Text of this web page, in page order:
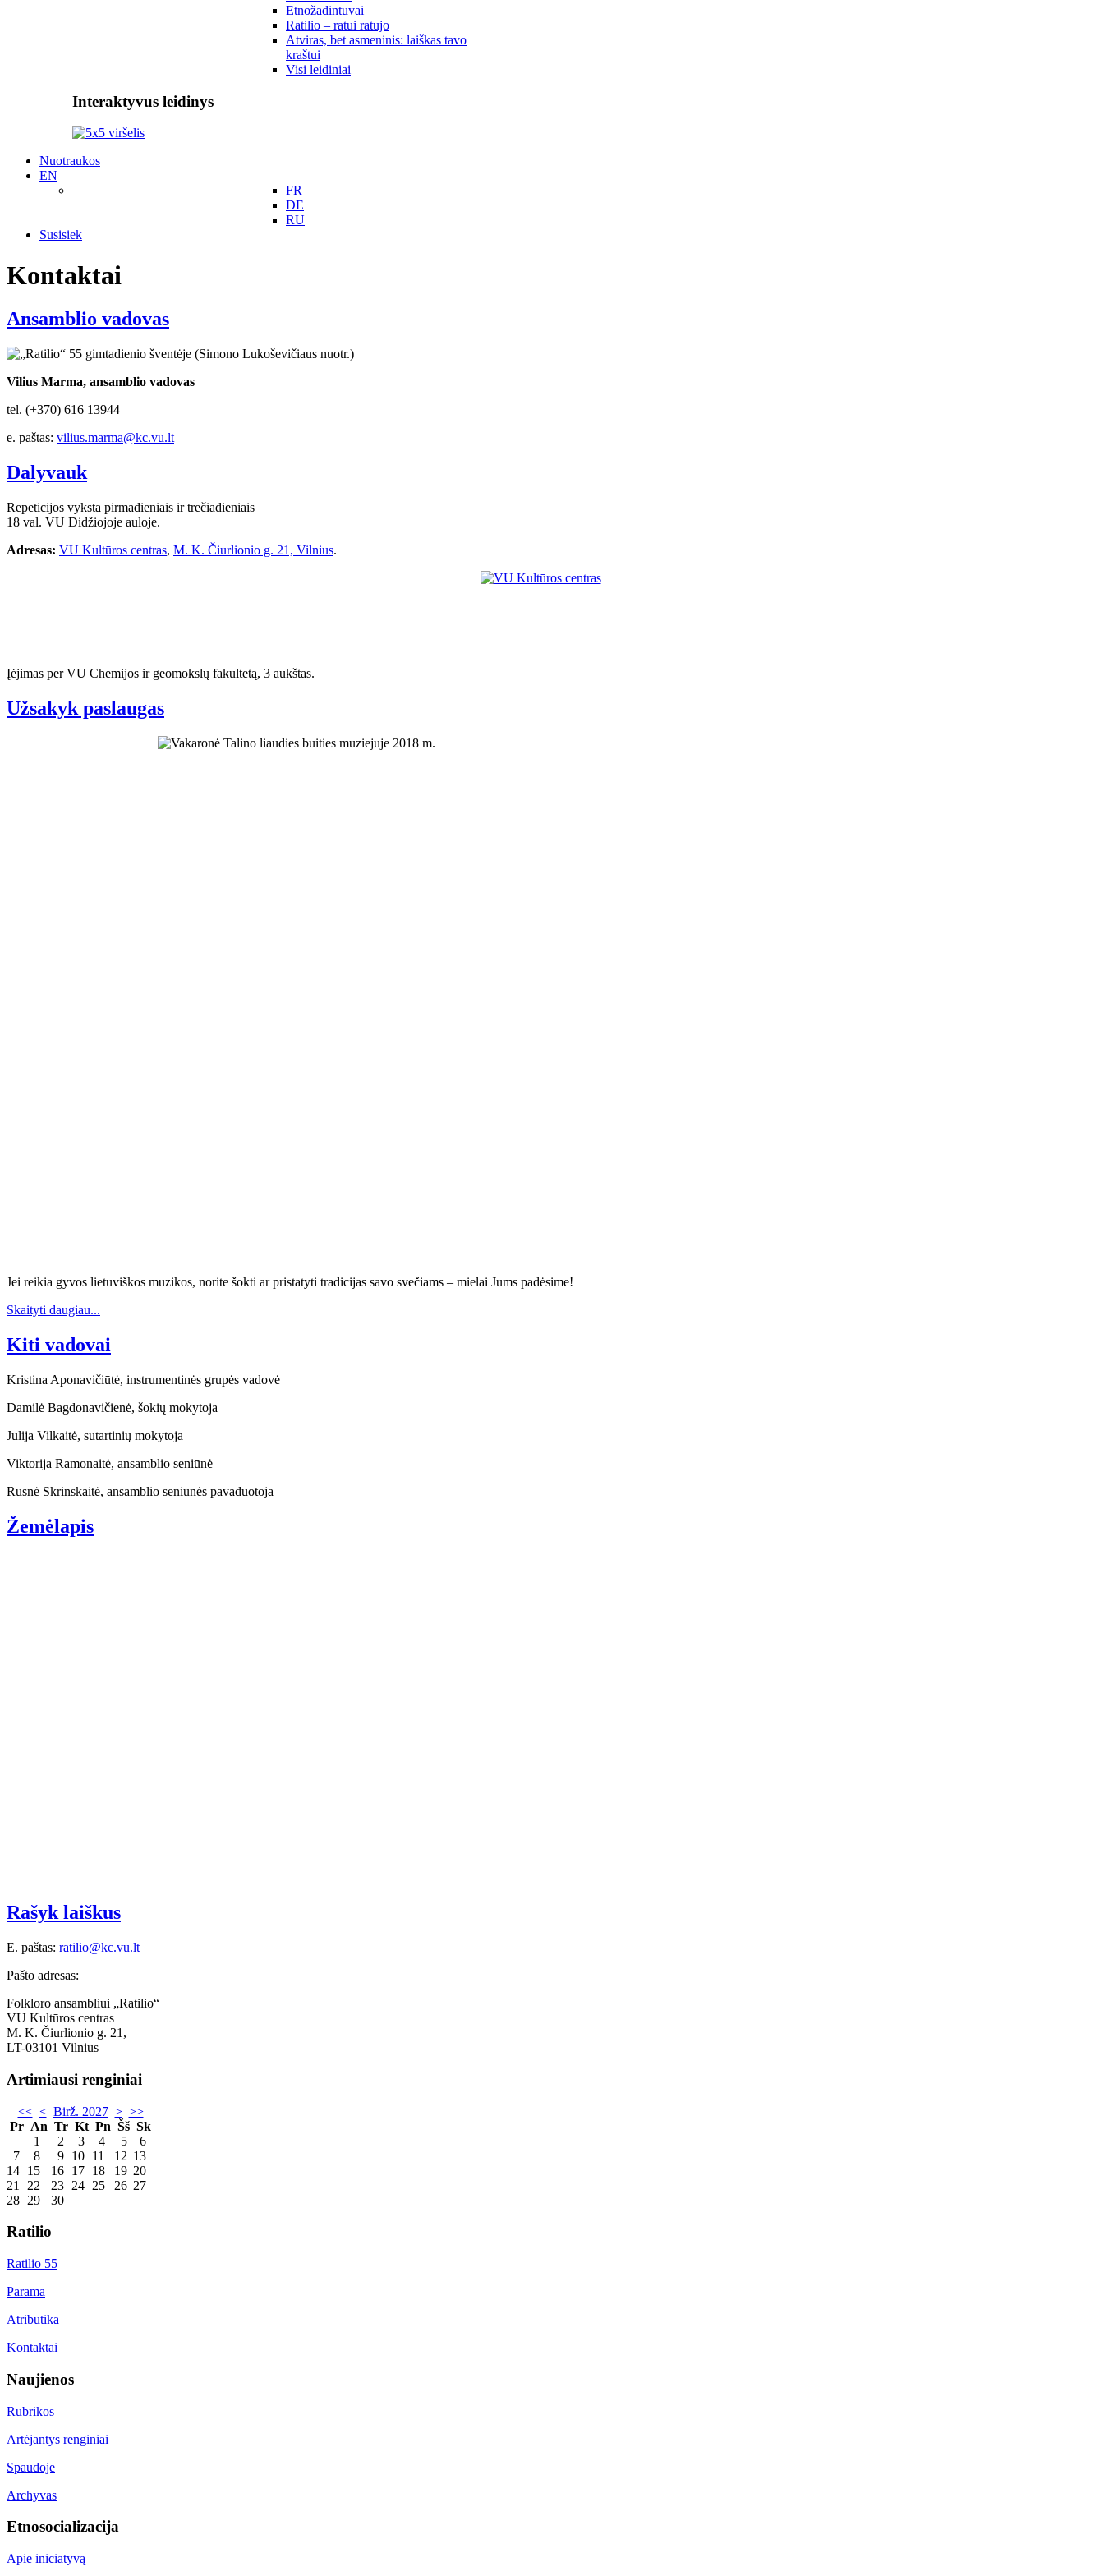
Etnožadintuvai
Ratilio – ratui ratujo
Atviras, bet asmeninis: laiškas tavo
kraštui
Visi leidiniai
Interaktyvus leidinys
Nuotraukos
EN
FR
DE
RU
Susisiek
Kontaktai
Ansamblio vadovas
Vilius Marma, ansamblio vadovas
tel. (+370) 616 13944
e. paštas: vilius.marma@kc.vu.lt
Dalyvauk
Repeticijos vyksta pirmadieniais ir trečiadieniais
18 val. VU Didžiojoje auloje.
Adresas: VU Kultūros centras, M. K. Čiurlionio g. 21, Vilnius.
Įėjimas per VU Chemijos ir geomokslų fakultetą, 3 aukštas.
Užsakyk paslaugas
Jei reikia gyvos lietuviškos muzikos, norite šokti ar pristatyti tradicijas savo svečiams – mielai Jums padėsime!
Skaityti daugiau...
Kiti vadovai
Kristina Aponavičiūtė, instrumentinės grupės vadovė
Damilė Bagdonavičienė, šokių mokytoja
Julija Vilkaitė, sutartinių mokytoja
Viktorija Ramonaitė, ansamblio seniūnė
Rusnė Skrinskaitė, ansamblio seniūnės pavaduotoja
Žemėlapis
Rašyk laiškus
E. paštas: ratilio@kc.vu.lt
Pašto adresas:
Folkloro ansambliui „Ratilio“
VU Kultūros centras
M. K. Čiurlionio g. 21,
LT-03101 Vilnius
Artimiausi renginiai
<< < Birž. 2027 > >>
Pr An Tr Kt Pn Šš Sk
1
2 3 4 5
6
7
8 9 10 11 12 13
14 15 16 17 18 19 20
21
22 23 24 25 26 27
28 29 30
Ratilio
Ratilio 55
Parama
Atributika
Kontaktai
Naujienos
Rubrikos
Artėjantys renginiai
Spaudoje
Archyvas
Etnosocializacija
Apie iniciatyvą